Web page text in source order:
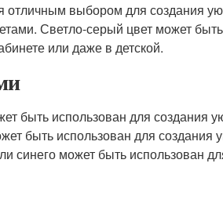
отличным выбором для создания
Светло-серый цвет может
или даже в детской.
быть использован для
быть использован для
синего может быть использован